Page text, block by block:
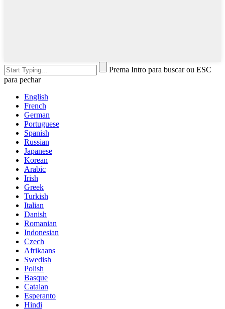
Prema Intro para buscar ou ESC
para pechar
English
French
German
Portuguese
Spanish
Russian
Japanese
Korean
Arabic
Irish
Greek
Turkish
Italian
Danish
Romanian
Indonesian
Czech
Afrikaans
Swedish
Polish
Basque
Catalan
Esperanto
Hindi